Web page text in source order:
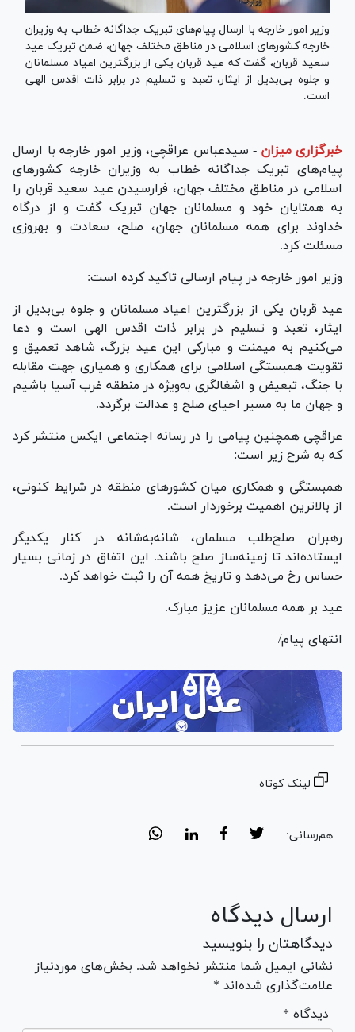
وزیر امور خارجه با ارسال پیام‌های تبریک جداگانه خطاب به وزیران
خارجه کشورهای اسلامی در مناطق مختلف جهان، ضمن تبریک عید
سعید قربان، گفت که عید قربان یکی از بزرگترین اعیاد مسلمانان
و جلوه بی‌بدیل از ایثار، تعبد و تسلیم در برابر ذات اقدس الهی
است.
خبرگزاری میزان - سیدعباس عراقچی، وزیر امور خارجه با ارسال
پیام‌های تبریک جداگانه خطاب به وزیران خارجه کشورهای
اسلامی در مناطق مختلف جهان، فرارسیدن عید سعید قربان را
به همتایان خود و مسلمانان جهان تبریک گفت و از درگاه
خداوند برای همه مسلمانان جهان، صلح، سعادت و بهروزی
مسئلت کرد.
وزیر امور خارجه در پیام ارسالی تاکید کرده است:
عید قربان یکی از بزرگترین اعیاد مسلمانان و جلوه بی‌بدیل از
ایثار، تعبد و تسلیم در برابر ذات اقدس الهی است و دعا
می‌کنیم به میمنت و مبارکی این عید بزرگ، شاهد تعمیق و
تقویت همبستگی اسلامی برای همکاری و همیاری جهت مقابله
با جنگ، تبعیض و اشغالگری به‌ویژه در منطقه غرب آسیا باشیم
و جهان ما به مسیر احیای صلح و عدالت برگردد.
عراقچی همچنین پیامی را در رسانه اجتماعی ایکس منتشر کرد
که به شرح زیر است:
همبستگی و همکاری میان کشورهای منطقه در شرایط کنونی،
از بالاترین اهمیت برخوردار است.
رهبران صلح‌طلب مسلمان، شانه‌به‌شانه در کنار یکدیگر
ایستاده‌اند تا زمینه‌ساز صلح باشند. این اتفاق در زمانی بسیار
حساس رخ می‌دهد و تاریخ همه آن را ثبت خواهد کرد.
عید بر همه مسلمانان عزیز مبارک.
انتهای پیام/
لینک کوتاه
هم‌رسانی:
ارسال دیدگاه
دیدگاهتان را بنویسید
نشانی ایمیل شما منتشر نخواهد شد. بخش‌های موردنیاز
علامت‌گذاری شده‌اند *
* دیدگاه